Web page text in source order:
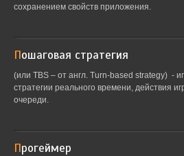
сохранением свойств приложения.
Пошаговая стратегия
(или TBS – от англ. Turn-based strategy) -
стратегии реального времени, действия
очереди.
Прогеймер